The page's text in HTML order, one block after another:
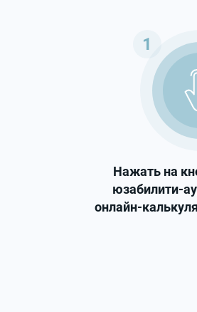
Нажать на
юзабилити-
онлайн-